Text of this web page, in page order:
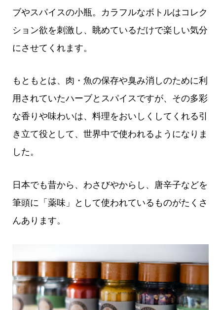
ブやスパイスの小瓶。カラフルなボトルはコレク
ション欲を刺激し、眺めているだけで楽しい気分
にさせてくれます。
もともとは、肉・魚の保存や臭み消しのために利
用されていたハーブとスパイスですが、その多彩
な香りや味わいは、料理をおいしくしてくれる引
き立て役として、世界中で使われるようになりま
した。
日本でも昔から、わさびやからし、唐辛子などを
筆頭に「薬味」として使われているものがたくさ
んあります。